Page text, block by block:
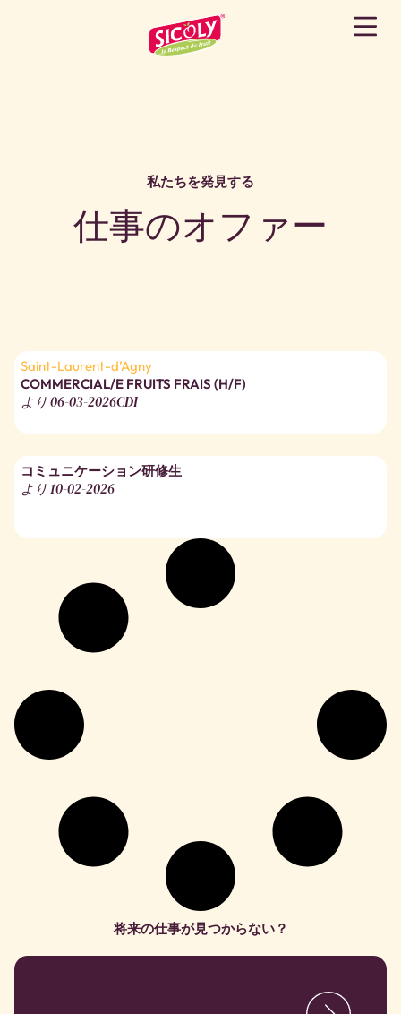
私たちを発見する
仕事のオファー
Saint-Laurent-d’Agny
COMMERCIAL/E FRUITS FRAIS (H/F)
より06-03-2026CDI
コミュニケーション研修生
より10-02-2026
将来の仕事が見つからない？